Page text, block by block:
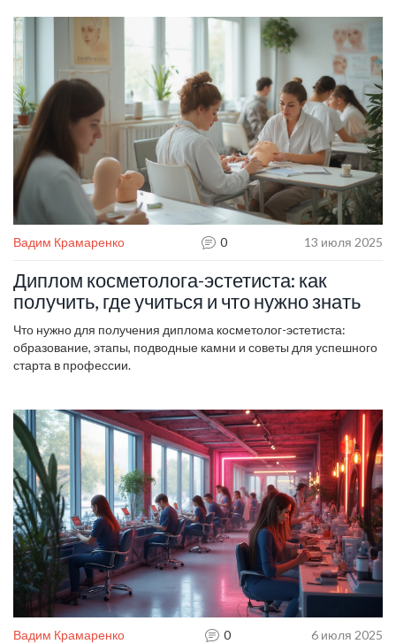
Вадим Крамаренко 0 13 июля 2025
Диплом косметолога-эстетиста: как
получить, где учиться и что нужно знать
Что нужно для получения диплома косметолог-эстетиста:
образование, этапы, подводные камни и советы для успешного
старта в профессии.
Вадим Крамаренко 0 6 июля 2025